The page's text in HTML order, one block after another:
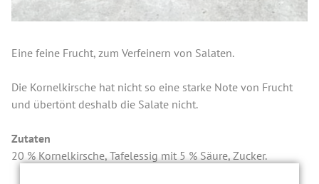
Eine feine Frucht, zum Verfeinern von Salaten.
Die Kornelkirsche hat nicht so eine starke Note von Frucht
und übertönt deshalb die Salate nicht.
Zutaten
20 % Kornelkirsche, Tafelessig mit 5 % Säure, Zucker.